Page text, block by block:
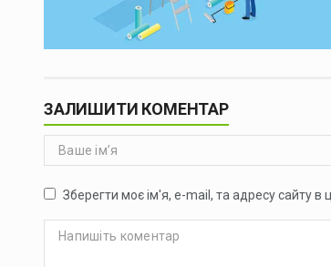
ЗАЛИШИТИ КОМЕНТАР
Зберегти моє ім'я, e-mail, та адресу сайту в